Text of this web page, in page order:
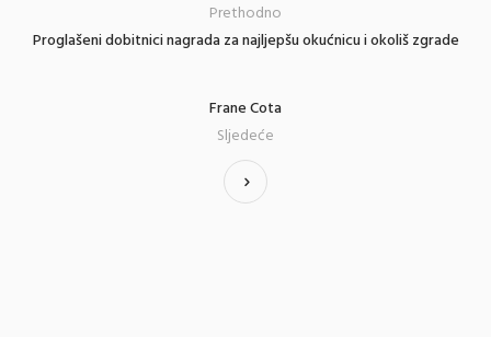
Proglašeni dobitnici nagrada za najljepšu okućnicu i okoliš zgrade
Prethodno
Frane Cota
Sljedeće